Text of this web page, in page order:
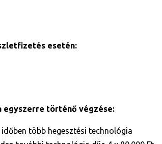
esetén:
egyszerre történő végzése:
időben több hegesztési technológia